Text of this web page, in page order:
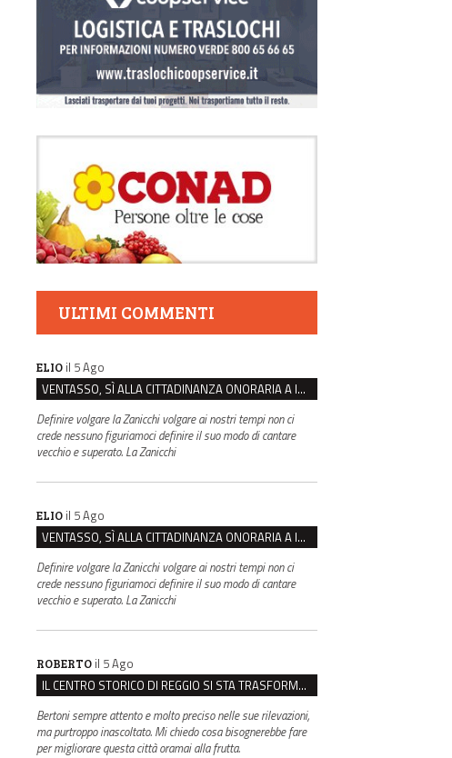
ULTIMI COMMENTI
ELIO il 5 Ago
VENTASSO, SÌ ALLA CITTADINANZA ONORARIA A IVA ZANICCHI. MA BARGIACCHI: “È DI PESSIMO GUSTO”
Definire volgare la Zanicchi volgare ai nostri tempi non ci
crede nessuno figuriamoci definire il suo modo di cantare
vecchio e superato. La Zanicchi
ELIO il 5 Ago
VENTASSO, SÌ ALLA CITTADINANZA ONORARIA A IVA ZANICCHI. MA BARGIACCHI: “È DI PESSIMO GUSTO”
Definire volgare la Zanicchi volgare ai nostri tempi non ci
crede nessuno figuriamoci definire il suo modo di cantare
vecchio e superato. La Zanicchi
ROBERTO il 5 Ago
IL CENTRO STORICO DI REGGIO SI STA TRASFORMANDO, E NON IN MEGLIO
Bertoni sempre attento e molto preciso nelle sue rilevazioni,
ma purtroppo inascoltato. Mi chiedo cosa bisognerebbe fare
per migliorare questa città oramai alla frutta.